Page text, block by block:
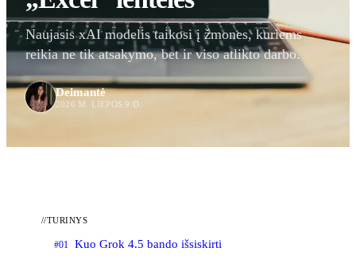
Naujasis xAI modelis taikosi į žmones, kuriems
reikia ne tik atsakymo, bet ir viso atlikto darbo.
Deimantė
2026 M. LIEPOS 9 D.
//TURINYS
#01 Kuo Grok 4.5 bando išsiskirti